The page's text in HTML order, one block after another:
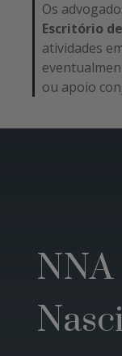
Os
Escritório
atividades
ou apoio
NNA